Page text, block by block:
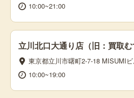
10:00~21:00
立川北口大通り店（旧：買取む
東京都立川市曙町2-7-18 MISUMI
10:00~19:00